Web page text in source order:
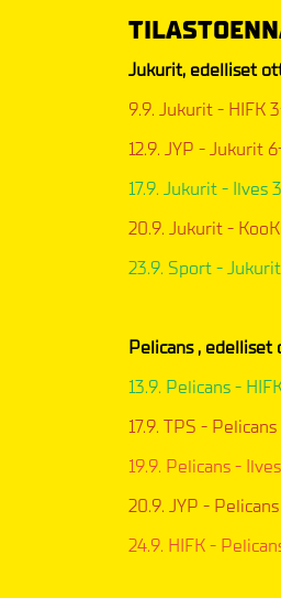
Jukurit, edelliset
9.9. Jukurit - HIFK
12.9. JYP - Jukurit
17.9. Jukurit - Ilves
20.9. Jukurit -
23.9. Sport -
Pelicans ,
13.9. Pelicans -
17.9. TPS -
19.9. Pelicans -
20.9. JYP -
24.9. HIFK -